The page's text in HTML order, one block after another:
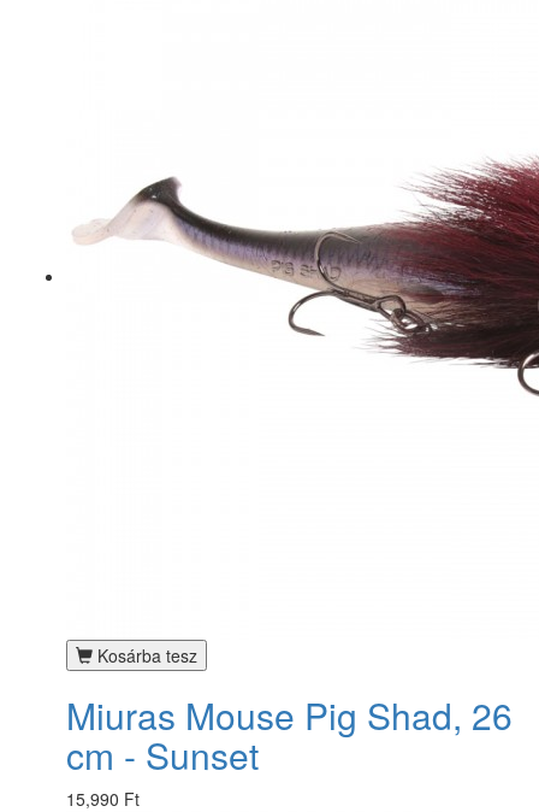
Kosárba tesz
Miuras Mouse Pig Shad, 26
cm - Sunset
15,990 Ft